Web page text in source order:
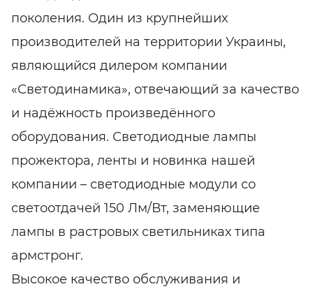
поколения. Один из крупнейших
производителей на территории Украины,
являющийся дилером компании
«Светодинамика», отвечающий за качество
и надёжность произведённого
оборудования. Светодиодные лампы
прожектора, ленты и новинка нашей
компании – светодиодные модули со
светоотдачей 150 Лм/Вт, заменяющие
лампы в растровых светильниках типа
армстронг.
Высокое качество обслуживания и